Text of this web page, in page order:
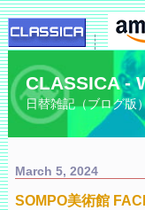
CLASSICA -
日替雑記（ブログ版
March 5, 2024
SOMPO美術館